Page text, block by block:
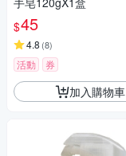
$45
4.8 (8)
活動 券
加入購物車